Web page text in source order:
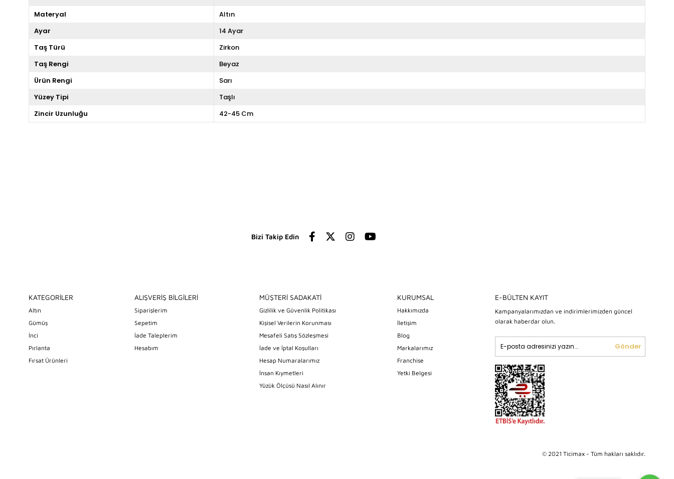
Materyal
Altın
Ayar
14 Ayar
Taş Türü
Zirkon
Taş Rengi
Beyaz
Ürün Rengi
Sarı
Yüzey Tipi
Taşlı
Zincir Uzunluğu
42-45 Cm
Bizi Takip Edin
KATEGORİLER
Altın
Gümüş
İnci
Pırlanta
Fırsat Ürünleri
ALIŞVERİŞ BİLGİLERİ
Siparişlerim
Sepetim
İade Taleplerim
Hesabım
MÜŞTERİ SADAKATİ
Gizlilik ve Güvenlik Politikası
Kişisel Verilerin Korunması
Mesafeli Satış Sözleşmesi
İade ve İptal Koşulları
Hesap Numaralarımız
İnsan Kıymetleri
Yüzük Ölçüsü Nasıl Alınır
KURUMSAL
Hakkımızda
İletişim
Blog
Markalarımız
Franchise
Yetki Belgesi
E-BÜLTEN KAYIT
Kampanyalarımızdan ve indirimlerimizden güncel
olarak haberdar olun.
Gönder
© 2021 Ticimax - Tüm hakları saklıdır.